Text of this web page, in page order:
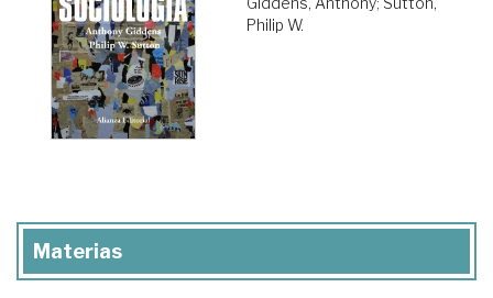
Philip W.
Materias